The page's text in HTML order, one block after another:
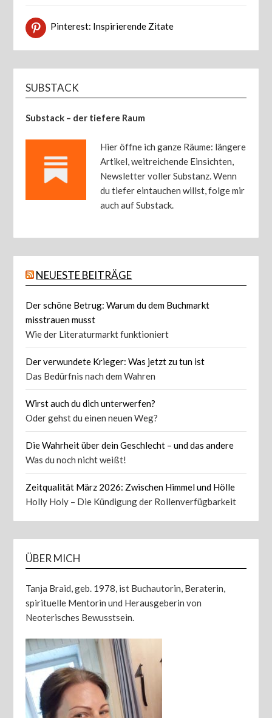
Pinterest: Inspirierende Zitate
SUBSTACK
Substack – der tiefere Raum
Hier öffne ich ganze Räume: längere
Artikel, weitreichende Einsichten,
Newsletter voller Substanz. Wenn
du tiefer eintauchen willst, folge mir
auch auf Substack.
NEUESTE BEITRÄGE
Der schöne Betrug: Warum du dem Buchmarkt
misstrauen musst
Wie der Literaturmarkt funktioniert
Der verwundete Krieger: Was jetzt zu tun ist
Das Bedürfnis nach dem Wahren
Wirst auch du dich unterwerfen?
Oder gehst du einen neuen Weg?
Die Wahrheit über dein Geschlecht – und das andere
Was du noch nicht weißt!
Zeitqualität März 2026: Zwischen Himmel und Hölle
Holly Holy – Die Kündigung der Rollenverfügbarkeit
ÜBER MICH
Tanja Braid, geb. 1978, ist Buchautorin, Beraterin,
spirituelle Mentorin und Herausgeberin von
Neoterisches Bewusstsein.